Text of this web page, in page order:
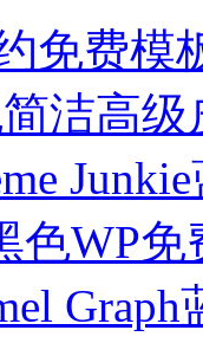
免费模
洁高级
色WP